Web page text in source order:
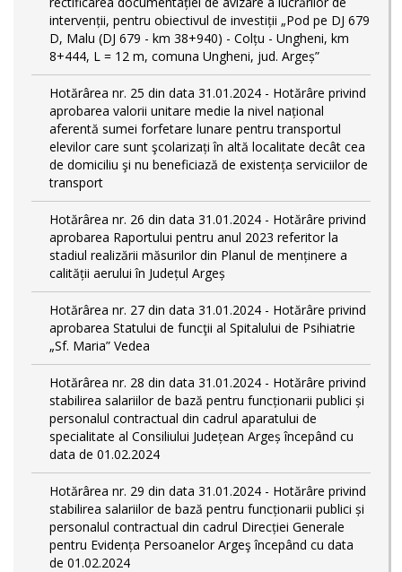
intervenții, pentru obiectivul de investiții „Pod pe DJ 679
D, Malu (DJ 679 - km 38+940) - Colțu - Ungheni, km
8+444, L = 12 m, comuna Ungheni, jud. Argeș”
Hotărârea nr. 25 din data 31.01.2024 - Hotărâre privind
aprobarea valorii unitare medie la nivel național
aferentă sumei forfetare lunare pentru transportul
elevilor care sunt şcolarizați în altă localitate decât cea
de domiciliu şi nu beneficiază de existența serviciilor de
transport
Hotărârea nr. 26 din data 31.01.2024 - Hotărâre privind
aprobarea Raportului pentru anul 2023 referitor la
stadiul realizării măsurilor din Planul de menținere a
calității aerului în Județul Argeș
Hotărârea nr. 27 din data 31.01.2024 - Hotărâre privind
aprobarea Statului de funcţii al Spitalului de Psihiatrie
„Sf. Maria” Vedea
Hotărârea nr. 28 din data 31.01.2024 - Hotărâre privind
stabilirea salariilor de bază pentru funcționarii publici și
personalul contractual din cadrul aparatului de
specialitate al Consiliului Județean Argeș începând cu
data de 01.02.2024
Hotărârea nr. 29 din data 31.01.2024 - Hotărâre privind
stabilirea salariilor de bază pentru funcționarii publici și
personalul contractual din cadrul Direcției Generale
pentru Evidența Persoanelor Argeş începând cu data
de 01.02.2024